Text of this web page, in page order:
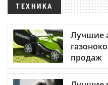
ТЕХНИКА
Лучшие
продаж